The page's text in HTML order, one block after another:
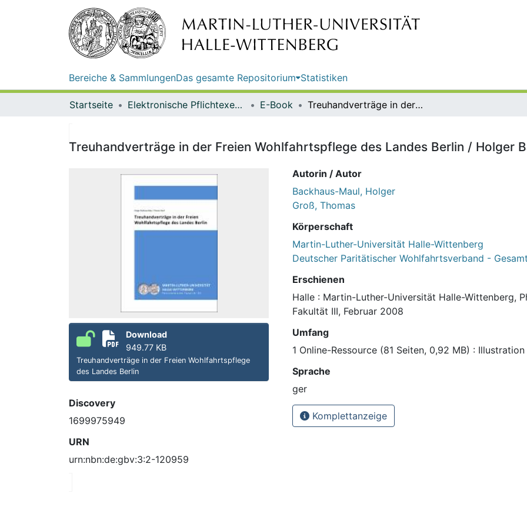
Bereiche & SammlungenDas gesamte Repositorium Statistiken
Startseite Elektronische Pflichtexemplare E-Book Treuhandverträge in der Freien Wohlfahrtspflege des Landes Berlin / Holger Backhaus-Maul, Thomas Groß
Treuhandverträge in der Freien Wohlfahrtspflege des Landes Berlin / Holger
Download
949.77 KB
Treuhandverträge in der Freien Wohlfahrtspflege
des Landes Berlin
Discovery
1699975949
URN
urn:nbn:de:gbv:3:2-120959
Autorin / Autor
Backhaus-Maul, Holger
Groß, Thomas
Körperschaft
Martin-Luther-Universität Halle-Wittenberg
Deutscher Paritätischer Wohlfahrtsverband -
Erschienen
Halle : Martin-Luther-Universität Halle-Wittenberg,
Fakultät III, Februar 2008
Umfang
1 Online-Ressource (81 Seiten, 0,92 MB) : Illustration
Sprache
ger
Komplettanzeige